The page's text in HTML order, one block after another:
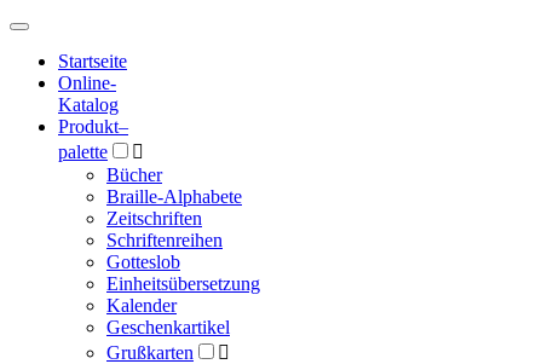
Hauptmenü
Hauptmenü
Startseite
Online-
Katalog
Produkt–
palette

Bücher
Braille-Alphabete
Zeitschriften
Schriftenreihen
Gotteslob
Einheitsübersetzung
Kalender
Geschenkartikel
Grußkarten
